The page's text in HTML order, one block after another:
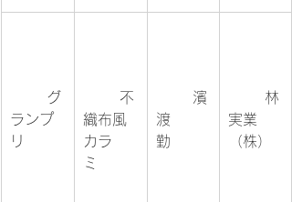
ランプ
リ
織布風
カラ
ミ
渡
勤
実業
（株）